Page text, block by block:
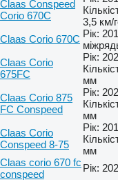
Claas Conspeed
Corio 670C
3,5 км/
Claas Corio 670C Рік:
Claas Corio
675FC
Рік:
мм
Claas Corio 875
FC Conspeed
Рік:
мм
Claas Corio
Conspeed 8-75
Рік:
мм
Claas corio 670 fc
conspeed
Рік: